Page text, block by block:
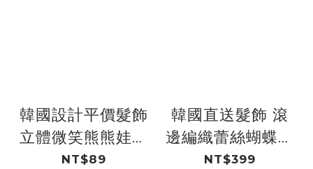
韓國設計平價髮飾
立體微笑熊熊娃娃
頭髮圈 3色
NT$89
韓國直送髮飾 滾
邊編織蕾絲蝴蝶結
中雙珍珠髮圈
NT$399